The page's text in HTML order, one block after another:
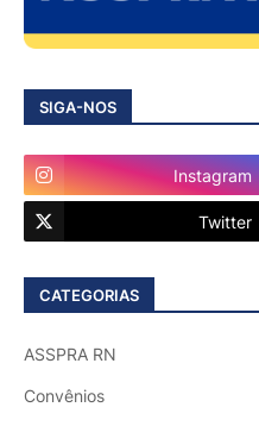
SIGA-NOS
Instagram
Twitter
CATEGORIAS
ASSPRA RN
Convênios